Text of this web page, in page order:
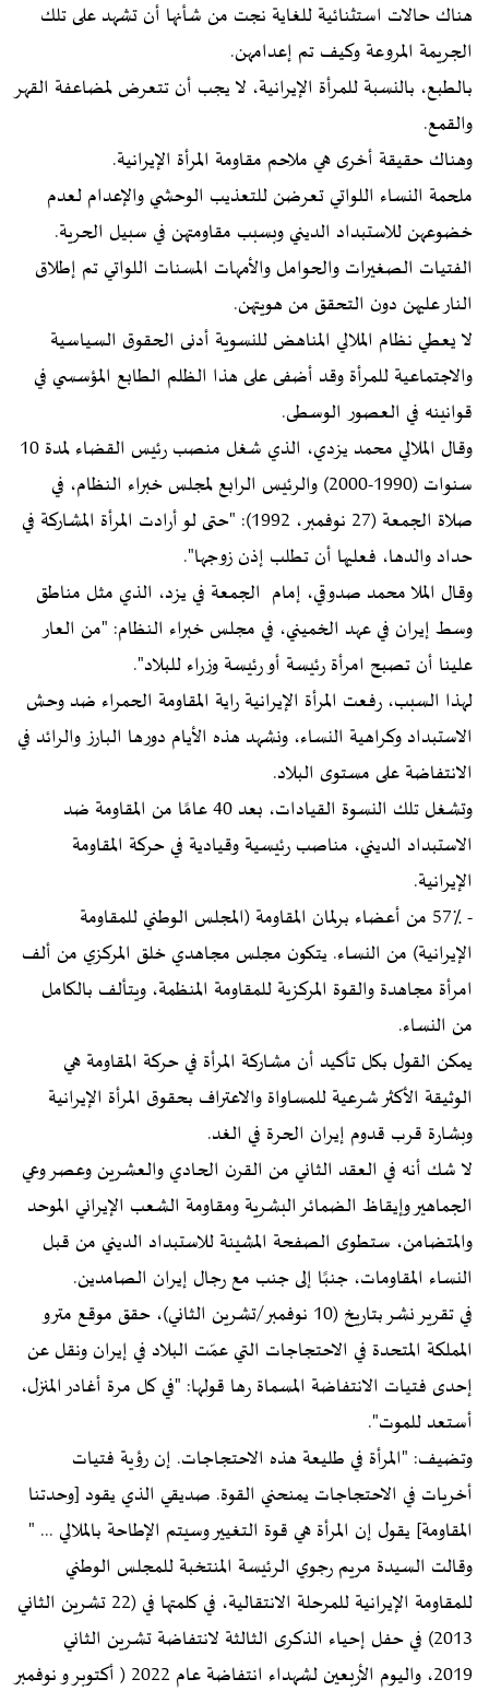
هناك حالات استثنائية للغاية نجت من شأنها أن تشهد على تلك
الجريمة المروعة وكيف تم إعدامهن.
بالطبع، بالنسبة للمرأة الإيرانية، لا يجب أن تتعرض لمضاعفة القهر
والقمع.
وهناك حقيقة أخرى هي ملاحم مقاومة المرأة الإيرانية.
ملحمة النساء اللواتي تعرضن للتعذيب الوحشي والإعدام لعدم
خضوعهن للاستبداد الديني وبسبب مقاومتهن في سبيل الحرية.
الفتيات الصغيرات والحوامل والأمهات المسنات اللواتي تم إطلاق
النار عليهن دون التحقق من هويتهن.
لا يعطي نظام الملالي المناهض للنسوية أدنى الحقوق السياسية
والاجتماعية للمرأة وقد أضفى على هذا الظلم الطابع المؤسسي في
قوانينه في العصور الوسطى.
وقال الملالي محمد يزدي، الذي شغل منصب رئيس القضاء لمدة 10
سنوات (1990-2000) والرئيس الرابع لمجلس خبراء النظام، في
صلاة الجمعة (27 نوفمبر، 1992): "حتى لو أرادت المرأة المشاركة في
حداد والدها، فعليها أن تطلب إذن زوجها".
وقال الملا محمد صدوقي، إمام الجمعة في يزد، الذي مثل مناطق
وسط إيران في عهد الخميني، في مجلس خبراء النظام: "من العار
علينا أن تصبح امرأة رئيسة أو رئيسة وزراء للبلاد".
لهذا السبب، رفعت المرأة الإيرانية راية المقاومة الحمراء ضد وحش
الاستبداد وكراهية النساء، ونشهد هذه الأيام دورها البارز والرائد في
الانتفاضة على مستوى البلاد.
وتشغل تلك النسوة القيادات، بعد 40 عامًا من المقاومة ضد
الاستبداد الديني، مناصب رئيسية وقيادية في حركة المقاومة
الإيرانية.
- 57٪ من أعضاء برلمان المقاومة (المجلس الوطني للمقاومة
الإيرانية) من النساء. يتكون مجلس مجاهدي خلق المركزي من ألف
امرأة مجاهدة والقوة المركزية للمقاومة المنظمة، ويتألف بالكامل
من النساء.
يمكن القول بكل تأكيد أن مشاركة المرأة في حركة المقاومة هي
الوثيقة الأكثر شرعية للمساواة والاعتراف بحقوق المرأة الإيرانية
وبشارة قرب قدوم إيران الحرة في الغد.
لا شك أنه في العقد الثاني من القرن الحادي والعشرين وعصر وعي
الجماهير وإيقاظ الضمائر البشرية ومقاومة الشعب الإيراني الموحد
والمتضامن، ستطوى الصفحة المشينة للاستبداد الديني من قبل
النساء المقاومات، جنبًا إلى جنب مع رجال إيران الصامدين.
في تقرير نشر بتاريخ (10 نوفمبر/تشرين الثاني)، حقق موقع مترو
المملكة المتحدة في الاحتجاجات التي عمّت البلاد في إيران ونقل عن
إحدى فتيات الانتفاضة المسماة رها قولها: "في كل مرة أغادر المنزل،
أستعد للموت".
وتضيف: "المرأة في طليعة هذه الاحتجاجات. إن رؤية فتيات
أخريات في الاحتجاجات يمنحني القوة. صديقي الذي يقود [وحدتنا
المقاومة] يقول إن المرأة هي قوة التغيير وسيتم الإطاحة بالملالي ... "
وقالت السيدة مريم رجوي الرئيسة المنتخبة للمجلس الوطني
للمقاومة الإيرانية للمرحلة الانتقالية، في كلمتها في (22 تشرين الثاني
2013) في حفل إحياء الذكرى الثالثة لانتفاضة تشرين الثاني
2019، واليوم الأربعين لشهداء انتفاضة عام 2022 ( أكتوبر و نوفمبر